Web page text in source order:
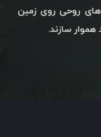
های روحی روی زمین
سازند.